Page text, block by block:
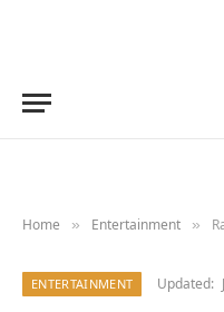
Home » Entertainment »
ENTERTAINMENT Updated: